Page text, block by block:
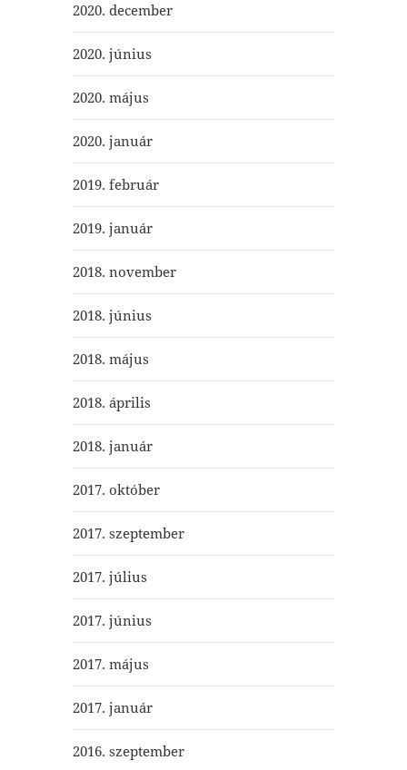
2020. december
2020. június
2020. május
2020. január
2019. február
2019. január
2018. november
2018. június
2018. május
2018. április
2018. január
2017. október
2017. szeptember
2017. július
2017. június
2017. május
2017. január
2016. szeptember